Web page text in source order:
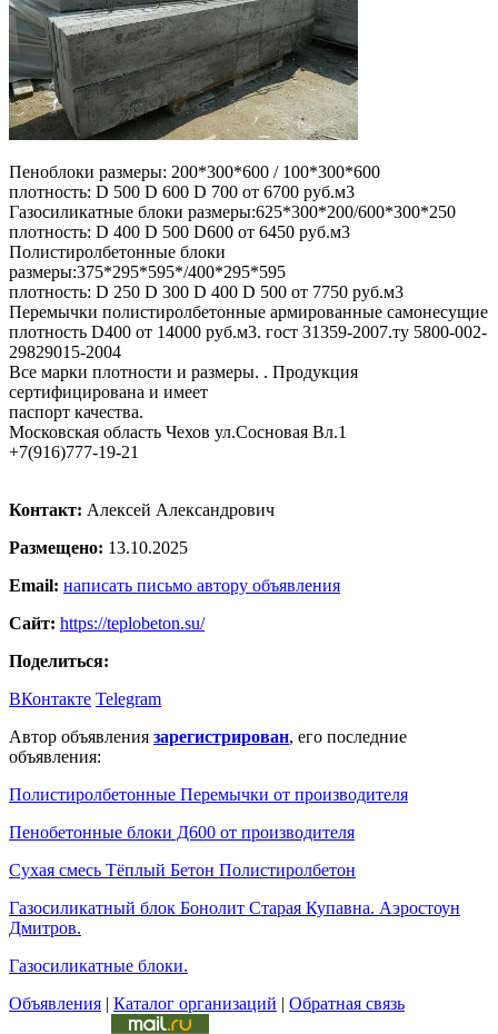
Пеноблоки размеры: 200*300*600 / 100*300*600
плотность: D 500 D 600 D 700 от 6700 руб.м3
Газосиликатные блоки размеры:625*300*200/600*300*250
плотность: D 400 D 500 D600 от 6450 руб.м3
Полистиролбетонные блоки
размеры:375*295*595*/400*295*595
плотность: D 250 D 300 D 400 D 500 от 7750 руб.м3
Перемычки полистиролбетонные армированные самонесущие
плотность D400 от 14000 руб.м3. гост 31359-2007.ту 5800-002-
29829015-2004
Все марки плотности и размеры. . Продукция
сертифицирована и имеет
паспорт качества.
Московская область Чехов ул.Сосновая Вл.1
+7(916)777-19-21
Контакт: Алексей Александрович
Размещено: 13.10.2025
Email: написать письмо автору объявления
Сайт: https://teplobeton.su/
Поделиться:
ВКонтакте Telegram
Автор объявления зарегистрирован, его последние
объявления:
Полистиролбетонные Перемычки от производителя
Пенобетонные блоки Д600 от производителя
Сухая смесь Тёплый Бетон Полистиролбетон
Газосиликатный блок Бонолит Старая Купавна. Аэростоун
Дмитров.
Газосиликатные блоки.
Объявления | Каталог организаций | Обратная связь